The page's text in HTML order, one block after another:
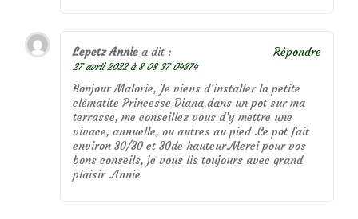
Lepetz Annie a dit :
27 avril 2022 à 8 08 37 04374
Bonjour Malorie, Je viens d’installer la petite
clématite Princesse Diana,dans un pot sur ma
terrasse, me conseillez vous d’y mettre une
vivace, annuelle, ou autres au pied .Ce pot fait
environ 30/30 et 30de hauteur.Merci pour vos
bons conseils, je vous lis toujours avec grand
plaisir .Annie
Répondre